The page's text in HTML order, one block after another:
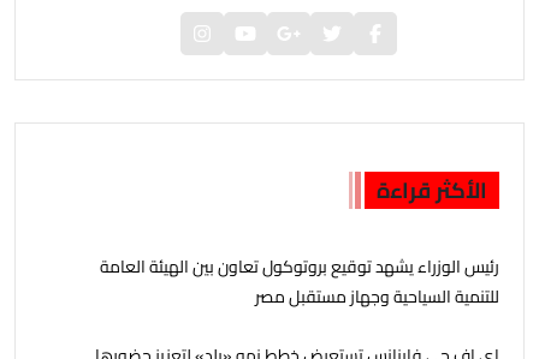
الأكثر قراءة
رئيس الوزراء يشهد توقيع بروتوكول تعاون بين الهيئة العامة
للتنمية السياحية وجهاز مستقبل مصر